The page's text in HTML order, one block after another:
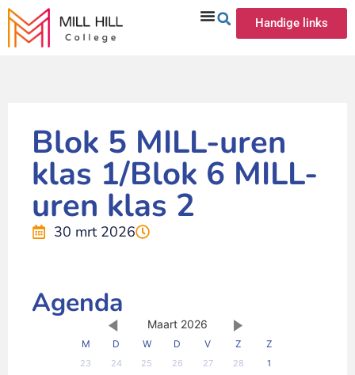
Handige links
Blok 5 MILL-uren
klas 1/Blok 6 MILL-
uren klas 2
30 mrt 2026
Agenda
Maart 2026
M D W D V Z Z
23 24 25 26 27 28 1